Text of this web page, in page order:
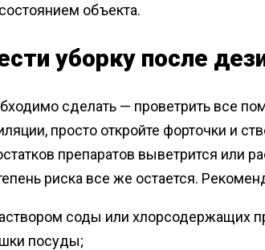
объекта.
уборку после
сделать — проветрить все
просто откройте форточки и
препаратов выветрится или
риска все же остается.
соды или хлорсодержащих
посуды;